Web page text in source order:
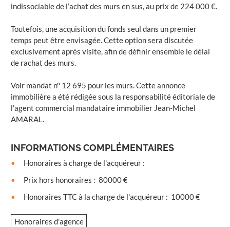
indissociable de l’achat des murs en sus, au prix de 224 000 €.
Toutefois, une acquisition du fonds seul dans un premier
temps peut être envisagée. Cette option sera discutée
exclusivement après visite, afin de définir ensemble le délai
de rachat des murs.
Voir mandat n° 12 695 pour les murs. Cette annonce
immobilière a été rédigée sous la responsabilité éditoriale de
l'agent commercial mandataire immobilier Jean-Michel
AMARAL.
INFORMATIONS COMPLÉMENTAIRES
Honoraires à charge de l'acquéreur:
Prix hors honoraires : 80000 €
Honoraires TTC à la charge de l'acquéreur: 10000 €
Honoraires d'agence